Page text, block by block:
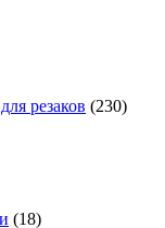
резаков (230)
(18)